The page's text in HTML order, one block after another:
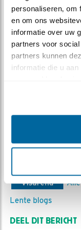
personaliseren, om
en om ons
informatie over uw
partners voor
partners kunnen
informatie die u
HOPELIJK
Het ging erom
visarend? De
nest eens goed
‘Touchdown’.
(Antwoord:
Visarend
Lente blogs
DEEL DIT BERICHT